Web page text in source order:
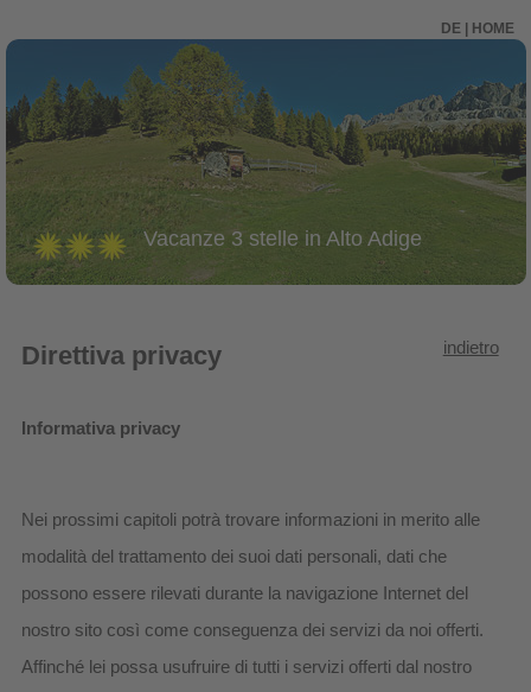
DE| HOME
Vacanze 3 stelle in Alto Adige
Direttiva privacy indietro
Informativa privacy
Nei prossimi capitoli potrà trovare informazioni in merito alle
modalità del trattamento dei suoi dati personali, dati che
possono essere rilevati durante la navigazione Internet del
nostro sito così come conseguenza dei servizi da noi offerti.
Affinché lei possa usufruire di tutti i servizi offerti dal nostro